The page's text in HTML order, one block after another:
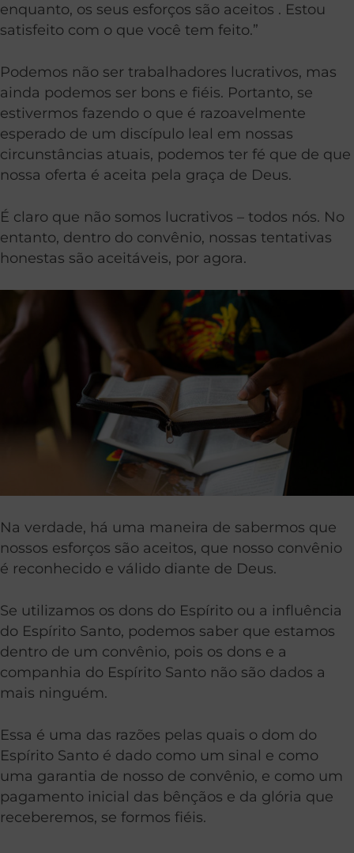
enquanto, os seus esforços são aceitos ​. Estou
satisfeito com o que você tem feito.”
Podemos não ser trabalhadores lucrativos, mas
ainda podemos ser bons e fiéis. Portanto, se
estivermos fazendo o que é razoavelmente
esperado de um discípulo leal em nossas
circunstâncias atuais, podemos ter fé que de que
nossa oferta é aceita pela graça de Deus.
É claro que não somos lucrativos – todos nós. No
entanto, dentro do convênio, nossas tentativas
honestas são aceitáveis, ​​por agora.
Na verdade, há uma maneira de sabermos que
nossos esforços são aceitos, que nosso convênio
é reconhecido e válido diante de Deus.
Se utilizamos os dons do Espírito ou a influência
do Espírito Santo, podemos saber que estamos
dentro de um convênio, pois os dons e a
companhia do Espírito Santo não são dados a
mais ninguém.
Essa é uma das razões pelas quais o dom do
Espírito Santo é dado como um sinal e como
uma garantia de nosso de convênio, e como um
pagamento inicial das bênçãos e da glória que
receberemos, se formos fiéis.